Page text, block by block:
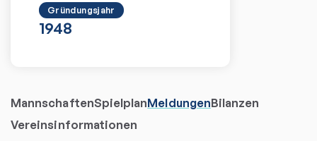
Gründungsjahr
1948
MannschaftenSpielplanMeldungenBilanzen
Vereinsinformationen